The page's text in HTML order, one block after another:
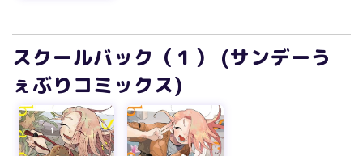
スクールバック（１） (サンデーう
ぇぶりコミックス)